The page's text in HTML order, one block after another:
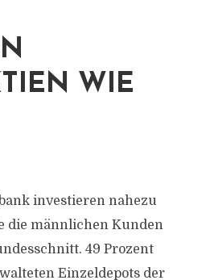
WIE
investieren nahezu
die männlichen Kunden
49 Prozent
Einzeldepots der